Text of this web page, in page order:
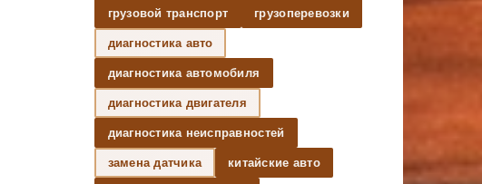
грузовой транспорт грузоперевозки
диагностика авто
диагностика автомобиля
диагностика двигателя
диагностика неисправностей
замена датчика китайские авто